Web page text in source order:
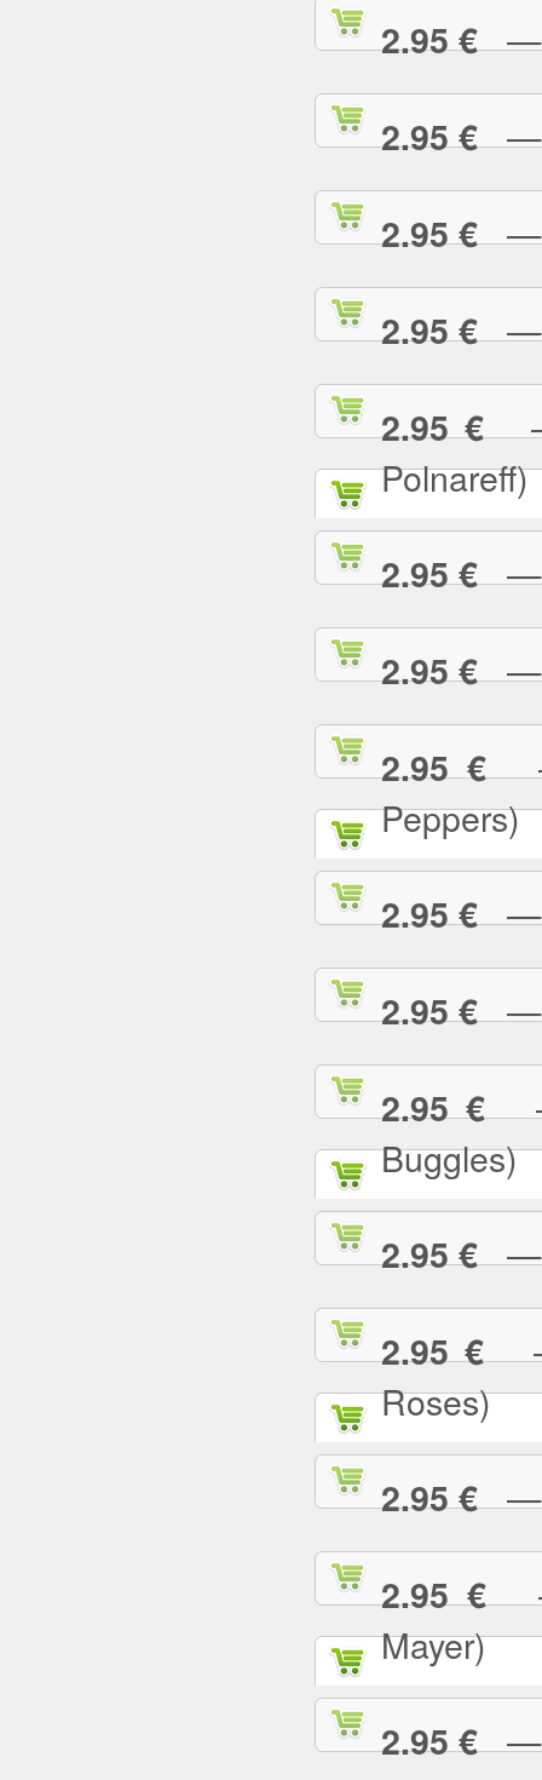
2.95 €—
2.95 €—
2.95 €—
2.95 €—
2.95 €—
Polnareff)
2.95 €—
2.95 €—
2.95 €—
Peppers)
2.95 €—
2.95 €—
2.95 €—
Buggles)
2.95 €—
2.95 €—
Roses)
2.95 €—
2.95 €—
Mayer)
2.95 €—